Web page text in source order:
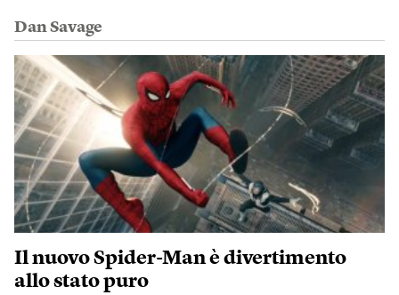
Dan Savage
Il nuovo Spider-Man è divertimento
allo stato puro